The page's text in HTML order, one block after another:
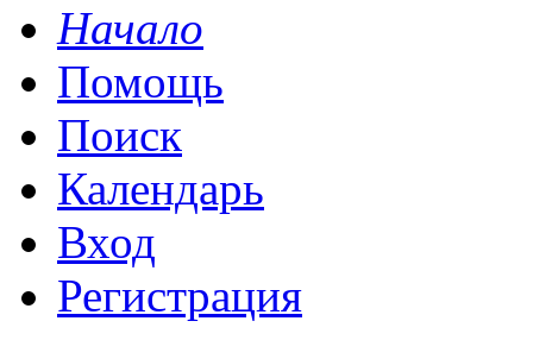
Начало
Помощь
Поиск
Календарь
Вход
Регистрация